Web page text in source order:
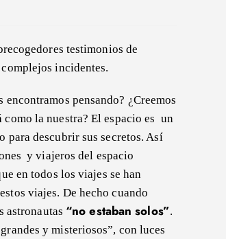
testimonios de
incidentes.
pensando? ¿Creemos
como la nuestra? El espacio es un
para descubrir sus secretos. Así
y viajeros del espacio
en todos los viajes se han
viajes. De hecho cuando
astronautas “no estaban solos”.
y misteriosos”, con luces